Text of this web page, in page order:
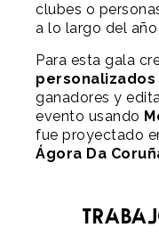
clubes o
a lo largo del
Para esta gala
personalizados
ganadores y
evento usando
fue proyectado
Ágora Da